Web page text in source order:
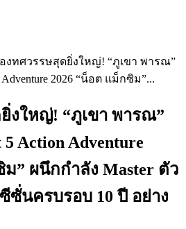
งทศวรรษสุดยิ่งใหญ่! “ภูเขา พารณ”
2026 “น็อต แม็กซิม”...
งใหญ่! “ภูเขา พารณ”
Action Adventure
” ผนึกกำลัง Master ตัว
นครบรอบ 10 ปี อย่าง